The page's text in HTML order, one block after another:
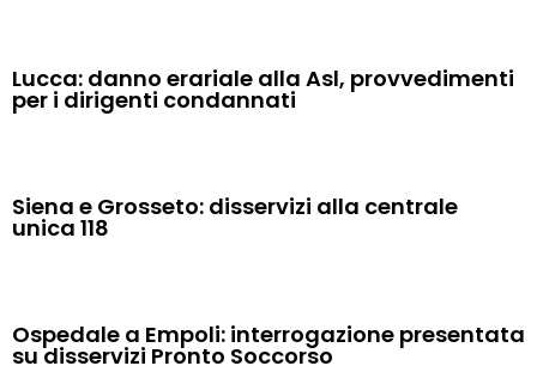
Lucca: danno erariale alla Asl, provvedimenti
per i dirigenti condannati
Siena e Grosseto: disservizi alla centrale
unica 118
Ospedale a Empoli: interrogazione presentata
su disservizi Pronto Soccorso